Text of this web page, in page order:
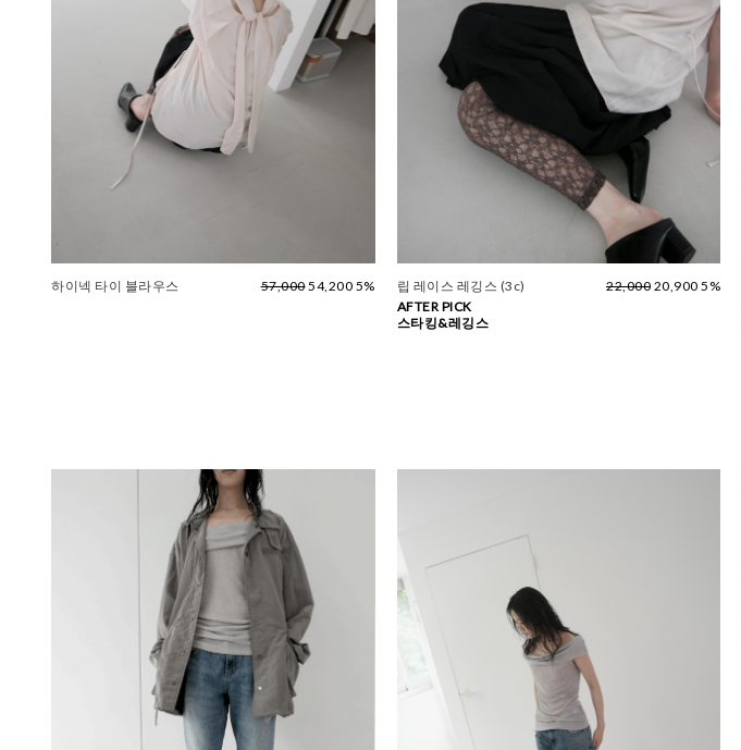
하이넥 타이 블라우스 57,00054,200 5% 립 레이스 레깅스 (3c) 22,000 20,900 5%
AFTER PICK
스타킹&레깅스